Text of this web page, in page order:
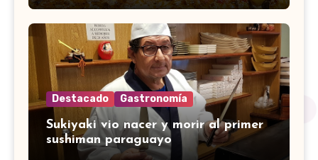
Destacado Gastronomía
Sukiyaki vio nacer y morir al primer
sushiman paraguayo